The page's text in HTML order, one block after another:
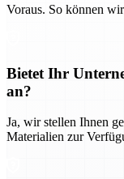
Voraus. So können
Bietet Ihr
an?
Ja, wir stellen Ihnen
Materialien zur